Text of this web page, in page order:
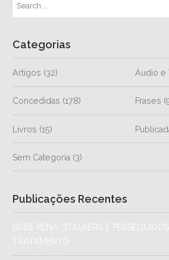
Categorias
Artigos (32) Áudio e
Concedidas (178) Frases
Livros (15)
Sem Categoria (3)
Publicações Recentes
BEBÊ RENA: STALKERS E
TRATAMENTO